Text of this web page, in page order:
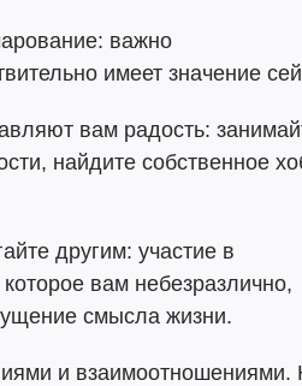
важно
имеет значение
вам радость:
найдите собственное
другим: участие в
вам небезразлично,
смысла жизни.
и взаимоотношениями.